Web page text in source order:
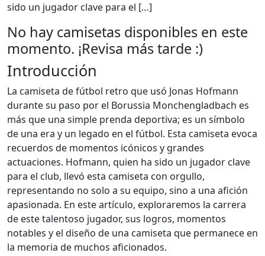
sido un jugador clave para el […]
No hay camisetas disponibles en este
momento. ¡Revisa más tarde :)
Introducción
La camiseta de fútbol retro que usó Jonas Hofmann
durante su paso por el Borussia Monchengladbach es
más que una simple prenda deportiva; es un símbolo
de una era y un legado en el fútbol. Esta camiseta evoca
recuerdos de momentos icónicos y grandes
actuaciones. Hofmann, quien ha sido un jugador clave
para el club, llevó esta camiseta con orgullo,
representando no solo a su equipo, sino a una afición
apasionada. En este artículo, exploraremos la carrera
de este talentoso jugador, sus logros, momentos
notables y el diseño de una camiseta que permanece en
la memoria de muchos aficionados.